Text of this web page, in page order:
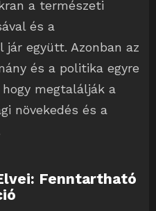
a természeti
és a
jár együtt. Azonban az
és a politika egyre
megtalálják a
növekedés és a
Fenntartható